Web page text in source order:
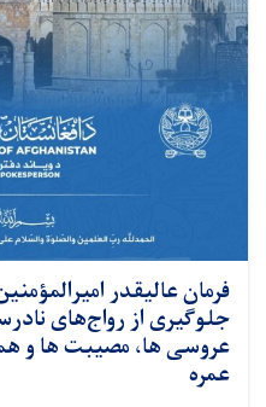
فرمان عالیقدر
جلوگیری از رواج‌های
عروسی ها، مصیبت ها و
عمره